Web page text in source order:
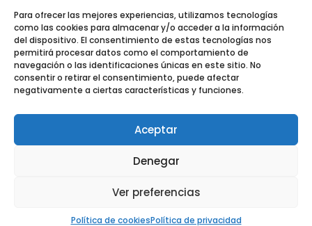
Para ofrecer las mejores experiencias, utilizamos tecnologías
como las cookies para almacenar y/o acceder a la información
del dispositivo. El consentimiento de estas tecnologías nos
permitirá procesar datos como el comportamiento de
navegación o las identificaciones únicas en este sitio. No
consentir o retirar el consentimiento, puede afectar
negativamente a ciertas características y funciones.
Aceptar
Denegar
Ver preferencias
Política de cookiesPolítica de privacidad
Teléfono: +34 916 43 91 88
Correo electrónico: info@tonerurgente.com
© Copyright - Tonerurgente All Rights Reserved.
no se completará ningún pedido.Descartar